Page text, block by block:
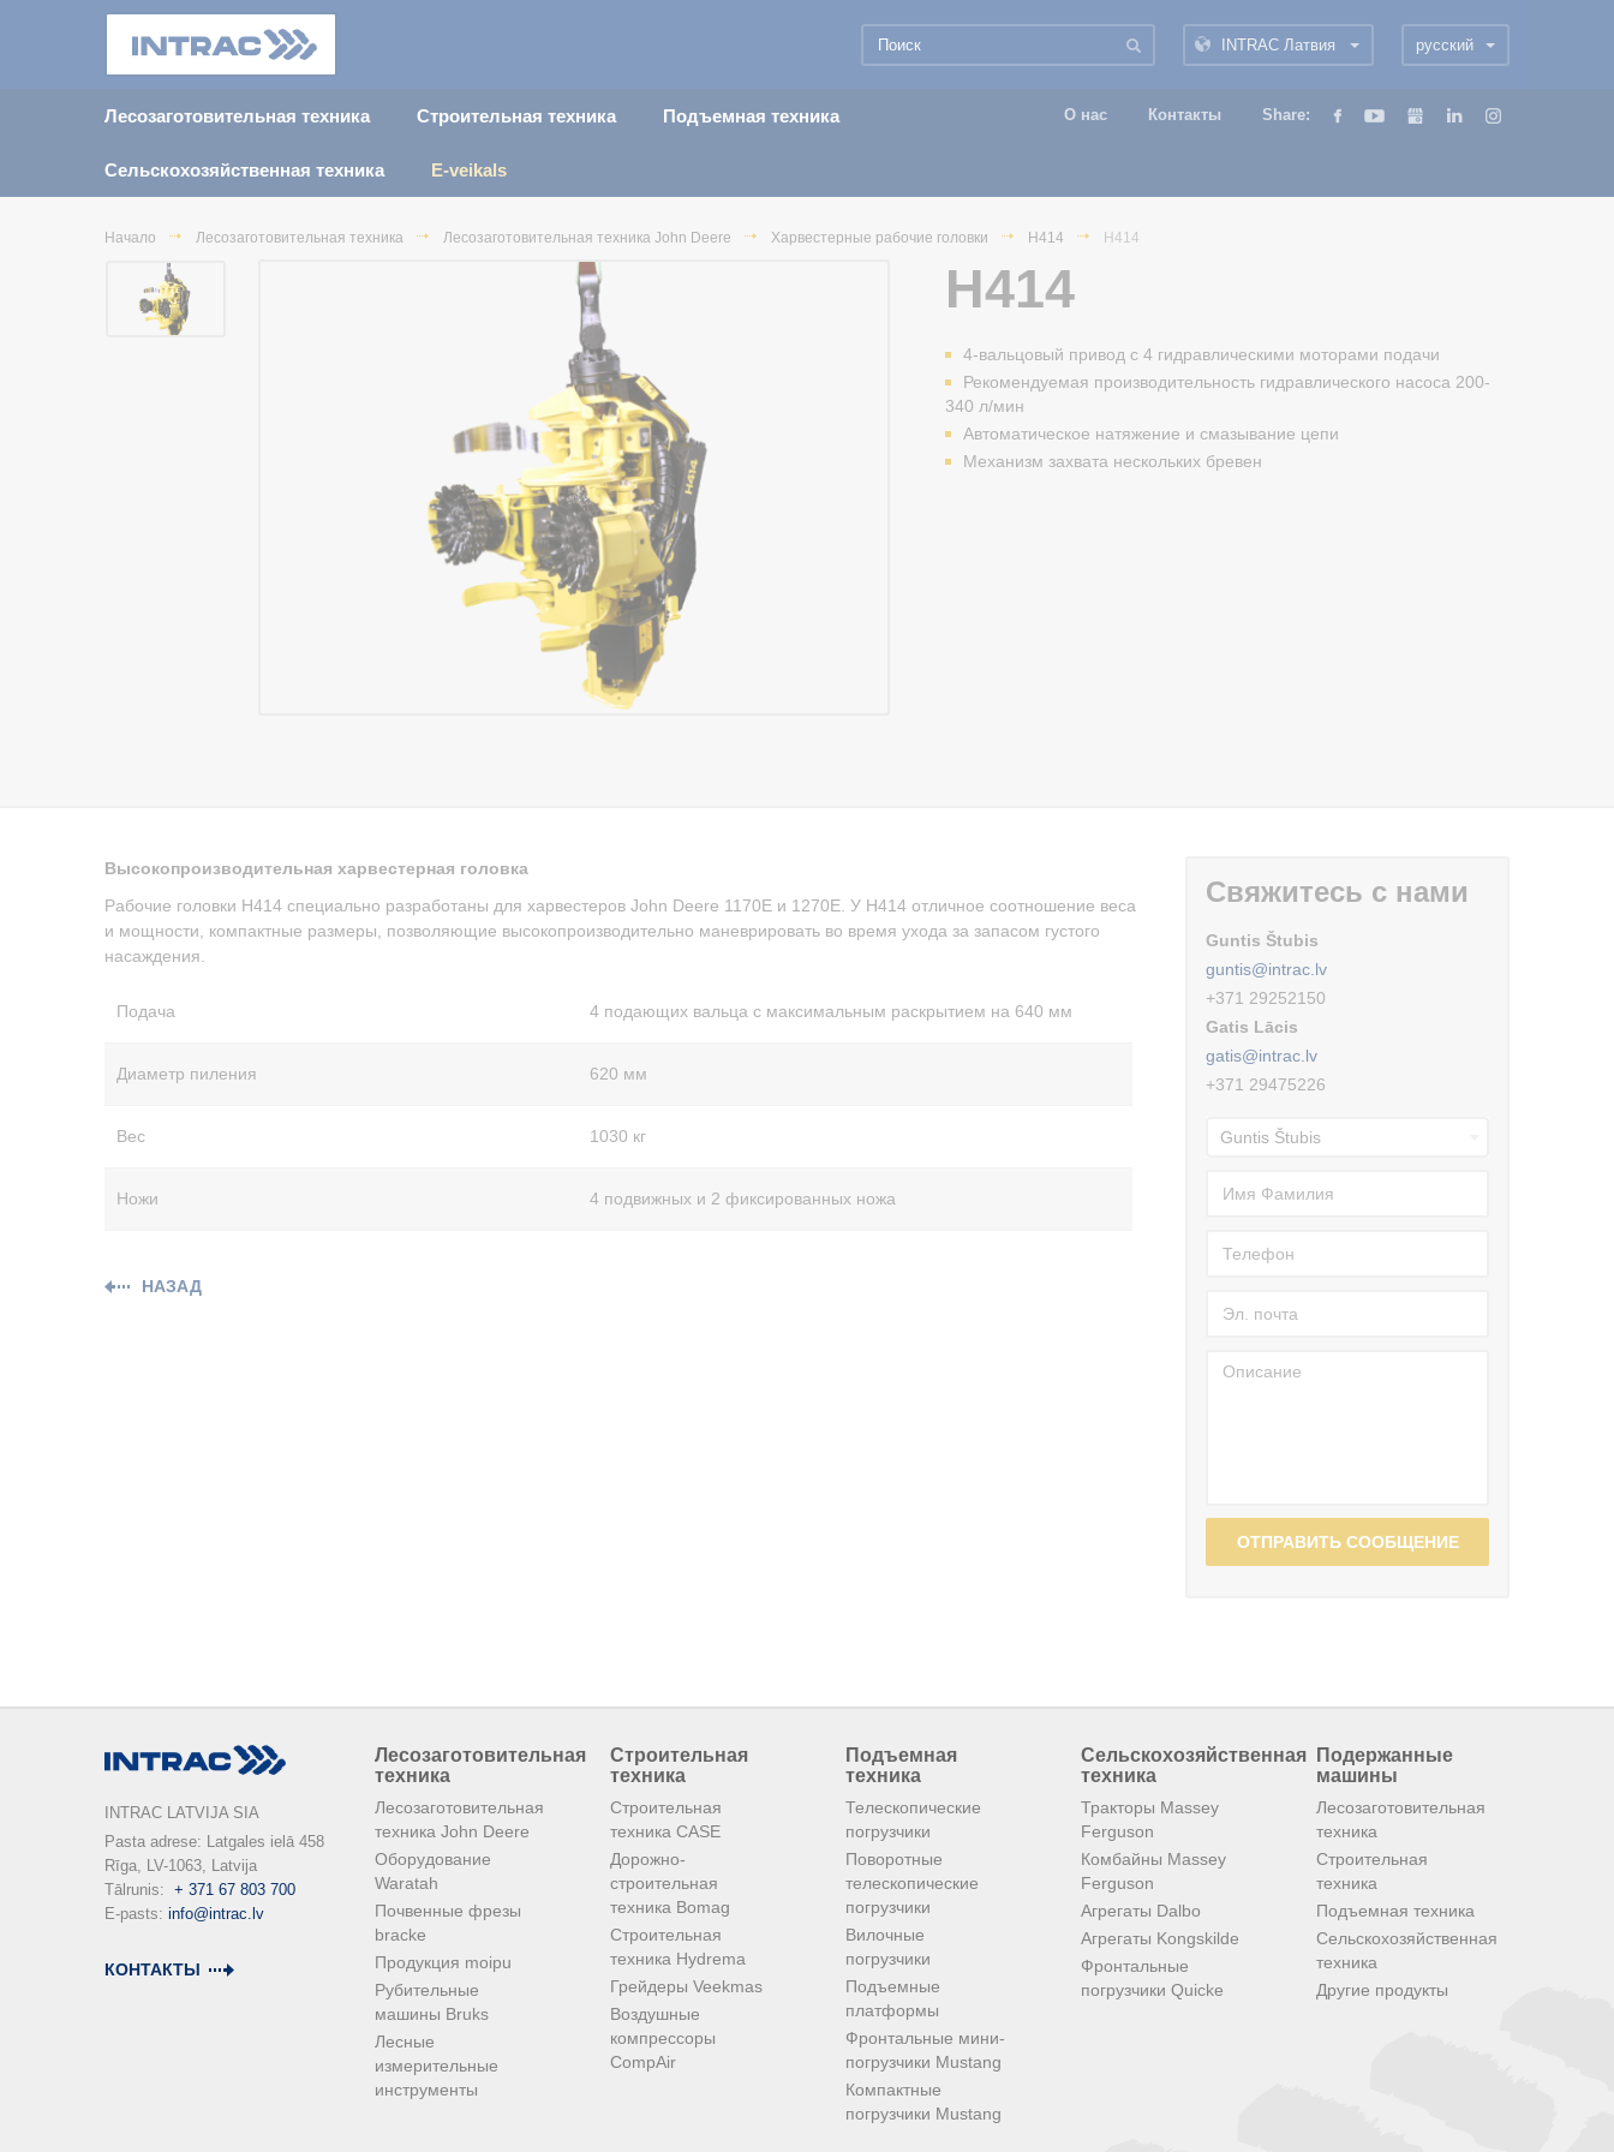
русский
INTRAC Латвия
Лесозаготовительная техника Строительная техника Подъемная техника
Сельскохозяйственная техника E-veikals
О нас Контакты Share:
Начало Лесозаготовительная техника Лесозаготовительная техника John Deere Харвестерные рабочие головки H414 H414
H414
4-вальцовый привод с 4 гидравлическими моторами подачи
Рекомендуемая производительность гидравлического насоса 200-
340 л/мин
Автоматическое натяжение и смазывание цепи
Механизм захвата нескольких бревен
Высокопроизводительная харвестерная головка
Рабочие головки H414 специально разработаны для харвестеров John Deere 1170E и 1270E. У H414 отличное соотношение веса
и мощности, компактные размеры, позволяющие высокопроизводительно маневрировать во время ухода за запасом густого
насаждения.
Подача 4 подающих вальца с максимальным раскрытием на 640 мм
Диаметр пиления 620 мм
Вес 1030 кг
Ножи 4 подвижных и 2 фиксированных ножа
НАЗАД
Свяжитесь с нами
Guntis Štubis
guntis@intrac.lv
+371 29252150
Gatis Lācis
gatis@intrac.lv
+371 29475226
ОТПРАВИТЬ СООБЩЕНИЕ
INTRAC LATVIJA SIA
Pasta adrese: Latgales ielā 458
Rīga, LV-1063, Latvija
Tālrunis: + 371 67 803 700
E-pasts: info@intrac.lv
КОНТАКТЫ
Лесозаготовительная
техника
Лесозаготовительная
техника John Deere
Оборудование
Waratah
Почвенные фрезы
bracke
Продукция moipu
Рубительные
машины Bruks
Лесные
измерительные
инструменты
Строительная
техника
Строительная
техника CASE
Дорожно-
строительная
техника Bomag
Строительная
техника Hydrema
Грейдеры Veekmas
Воздушные
компрессоры
CompAir
Подъемная
техника
Телескопические
погрузчики
Поворотные
телескопические
погрузчики
Вилочные
погрузчики
Подъемные
платформы
Фронтальные мини-
погрузчики Mustang
Компактные
погрузчики Mustang
Сельскохозяйственная
техника
Тракторы Massey
Ferguson
Комбайны Massey
Ferguson
Агрегаты Dalbo
Агрегаты Kongskilde
Фронтальные
погрузчики Quicke
Подержанные
машины
Лесозаготовительная
техника
Строительная
техника
Подъемная техника
Сельскохозяйственная
техника
Другие продукты